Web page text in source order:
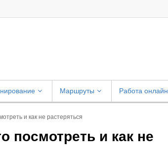
Маршруты Работа онлайн
и как не растеряться
посмотреть и как не